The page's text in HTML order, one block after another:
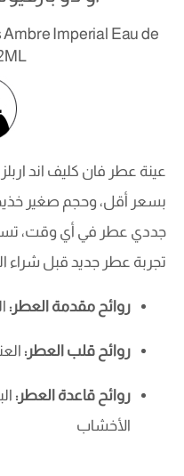
Imperial Eau de
عينة عطر فان كليف اند
بسعر أقل، وحجم صغير
جددي عطر في أي وقت،
تجربة عطر جديد قبل شراء
روائح مقدمة العطر:
روائح قلب العطر:
روائح قاعدة العطر:
الأخشاب